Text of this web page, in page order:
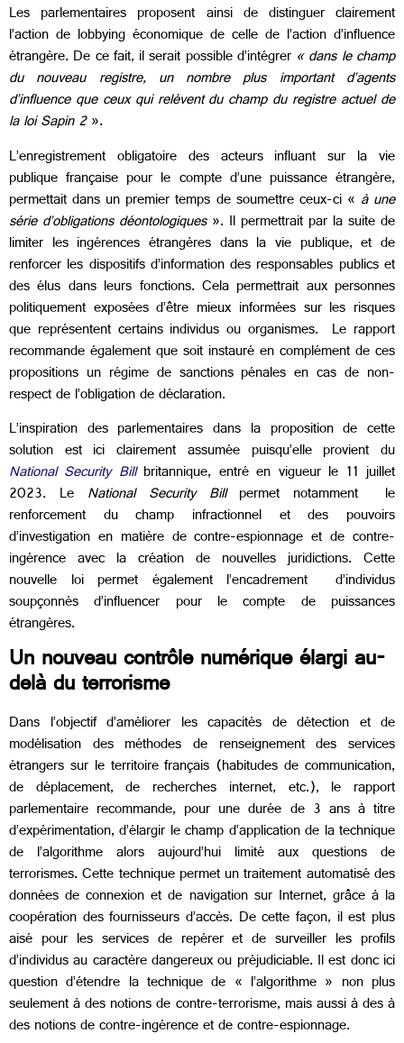
Les parlementaires proposent ainsi de distinguer clairement
l’action de lobbying économique de celle de l’action d’influence
étrangère. De ce fait, il serait possible d’intégrer« dans le champ
du nouveau registre, un nombre plus important d’agents
d’influence que ceux qui relèvent du champ du registre actuel de
la loi Sapin 2».
L’enregistrement obligatoire des acteurs influant sur la vie
publique française pour le compte d’une puissance étrangère,
permettait dans un premier temps de soumettre ceux-ci « à une
série d’obligations déontologiques». Il permettrait par la suite de
limiter les ingérences étrangères dans la vie publique, et de
renforcer les dispositifs d’information des responsables publics et
des élus dans leurs fonctions. Cela permettrait aux personnes
politiquement exposées d’être mieux informées sur les risques
que représentent certains individus ou organismes. Le rapport
recommande également que soit instauré en complément de ces
propositions un régime de sanctions pénales en cas de non-
respect de l’obligation de déclaration.
L’inspiration des parlementaires dans la proposition de cette
solution est ici clairement assumée puisqu’elle provient du
National Security Billbritannique, entré en vigueur le 11 juillet
2023. Le National Security Bill permet notamment le
renforcement du champ infractionnel et des pouvoirs
d’investigation en matière de contre-espionnage et de contre-
ingérence avec la création de nouvelles juridictions. Cette
nouvelle loi permet également l’encadrement d’individus
soupçonnés d’influencer pour le compte de puissances
étrangères.
Un nouveau contrôle numérique élargi au-
delà du terrorisme
Dans l’objectif d’améliorer les capacités de détection et de
modélisation des méthodes de renseignement des services
étrangers sur le territoire français (habitudes de communication,
de déplacement, de recherches internet, etc.), le rapport
parlementaire recommande, pour une durée de 3 ans à titre
d’expérimentation, d’élargir le champ d’application de la technique
de l’algorithme alors aujourd’hui limité aux questions de
terrorismes. Cette technique permet un traitement automatisé des
données de connexion et de navigation sur Internet, grâce à la
coopération des fournisseurs d’accès. De cette façon, il est plus
aisé pour les services de repérer et de surveiller les profils
d’individus au caractère dangereux ou préjudiciable. Il est donc ici
question d’étendre la technique de « l’algorithme » non plus
seulement à des notions de contre-terrorisme, mais aussi à des à
des notions de contre-ingérence et de contre-espionnage.